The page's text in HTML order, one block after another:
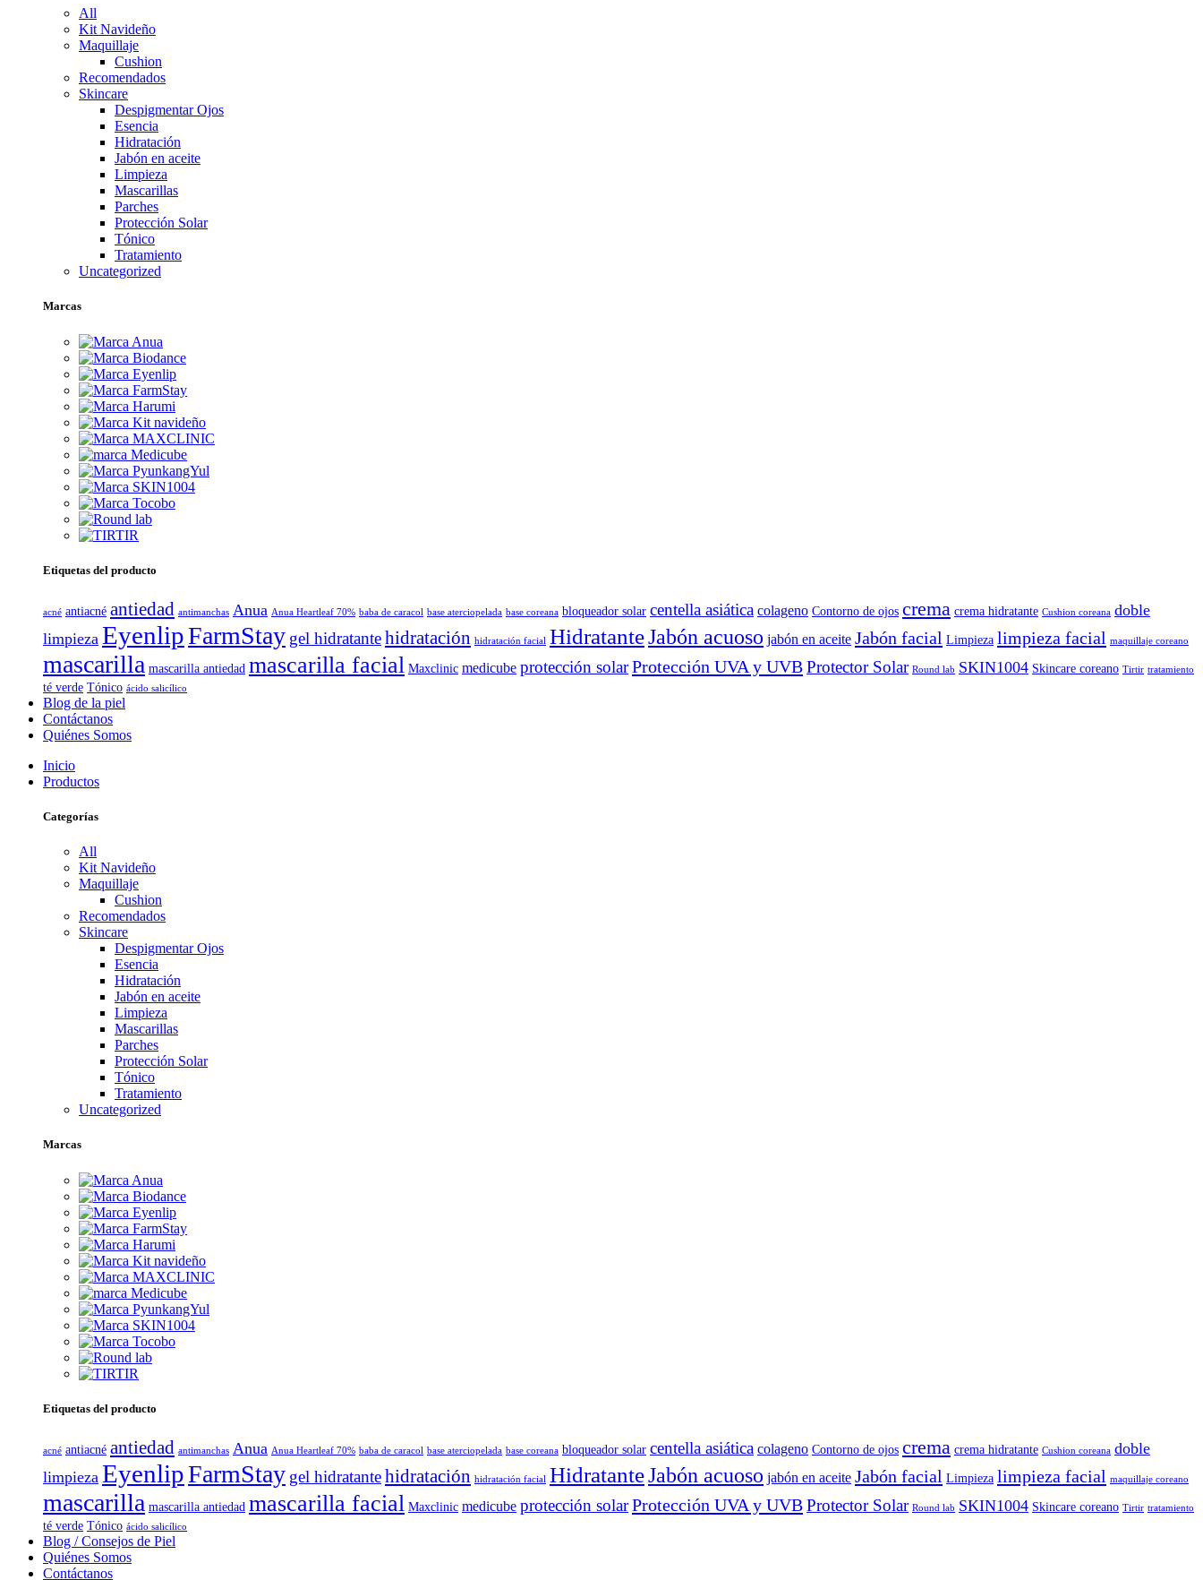
All
Kit Navideño
Maquillaje
Cushion
Recomendados
Skincare
Despigmentar Ojos
Esencia
Hidratación
Jabón en aceite
Limpieza
Mascarillas
Parches
Protección Solar
Tónico
Tratamiento
Uncategorized
Marcas
Etiquetas del producto
acné antiacné antiedad antimanchas Anua Anua Heartleaf 70% baba de caracol base aterciopelada base coreana bloqueador solar centella asiática colageno Contorno de ojos crema crema hidratante Cushion coreana doble
limpieza EyenlipFarmStay gel hidratantehidratación hidratación facial HidratanteJabón acuoso jabón en aceite Jabón facial Limpieza limpieza facial maquillaje coreano
mascarilla mascarilla antiedad mascarilla facial Maxclinic medicube protección solarProtección UVA y UVBProtector Solar Round lab SKIN1004 Skincare coreano Tirtir tratamiento
té verde Tónico ácido salicílico
Blog de la piel
Contáctanos
Quiénes Somos
Inicio
Productos
Categorías
All
Kit Navideño
Maquillaje
Cushion
Recomendados
Skincare
Despigmentar Ojos
Esencia
Hidratación
Jabón en aceite
Limpieza
Mascarillas
Parches
Protección Solar
Tónico
Tratamiento
Uncategorized
Marcas
Etiquetas del producto
acné antiacné antiedad antimanchas Anua Anua Heartleaf 70% baba de caracol base aterciopelada base coreana bloqueador solar centella asiática colageno Contorno de ojos crema crema hidratante Cushion coreana doble
limpieza EyenlipFarmStay gel hidratantehidratación hidratación facial HidratanteJabón acuoso jabón en aceite Jabón facial Limpieza limpieza facial maquillaje coreano
mascarilla mascarilla antiedad mascarilla facial Maxclinic medicube protección solarProtección UVA y UVBProtector Solar Round lab SKIN1004 Skincare coreano Tirtir tratamiento
té verde Tónico ácido salicílico
Blog / Consejos de Piel
Quiénes Somos
Contáctanos